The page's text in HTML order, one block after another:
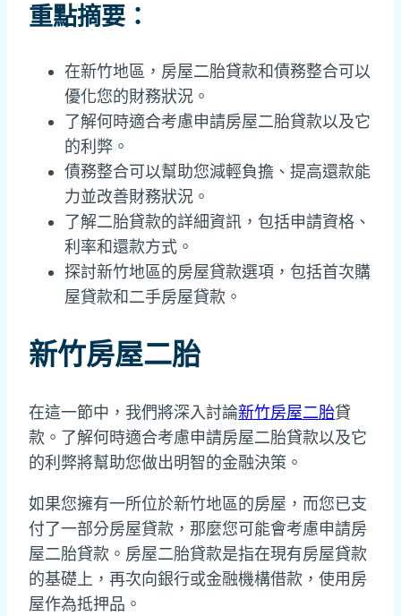
重點摘要：
在新竹地區，房屋二胎貸款和債務整合可以
優化您的財務狀況。
了解何時適合考慮申請房屋二胎貸款以及它
的利弊。
債務整合可以幫助您減輕負擔、提高還款能
力並改善財務狀況。
了解二胎貸款的詳細資訊，包括申請資格、
利率和還款方式。
探討新竹地區的房屋貸款選項，包括首次購
屋貸款和二手房屋貸款。
新竹房屋二胎
在這一節中，我們將深入討論新竹房屋二胎貸
款。了解何時適合考慮申請房屋二胎貸款以及它
的利弊將幫助您做出明智的金融決策。
如果您擁有一所位於新竹地區的房屋，而您已支
付了一部分房屋貸款，那麼您可能會考慮申請房
屋二胎貸款。房屋二胎貸款是指在現有房屋貸款
的基礎上，再次向銀行或金融機構借款，使用房
屋作為抵押品。